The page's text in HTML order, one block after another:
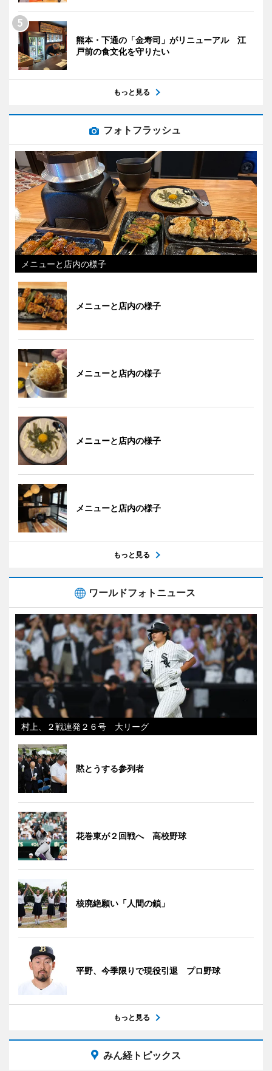
熊本・下通の「金寿司」がリニューアル 江
戸前の食文化を守りたい
もっと見る
フォトフラッシュ
メニューと店内の様子
メニューと店内の様子
メニューと店内の様子
メニューと店内の様子
メニューと店内の様子
もっと見る
ワールドフォトニュース
村上、２戦連発２６号 大リーグ
黙とうする参列者
花巻東が２回戦へ 高校野球
核廃絶願い「人間の鎖」
平野、今季限りで現役引退 プロ野球
もっと見る
みん経トピックス